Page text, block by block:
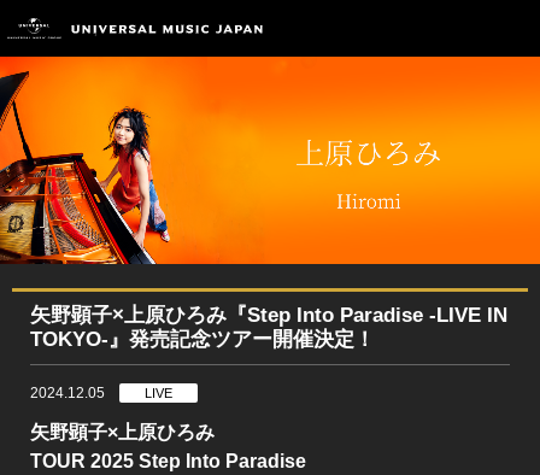
矢野顕子×上原ひろみ『Step Into Paradise -LIVE IN
TOKYO-』発売記念ツアー開催決定！
2024.12.05 LIVE
矢野顕子×上原ひろみ
TOUR 2025 Step Into Paradise